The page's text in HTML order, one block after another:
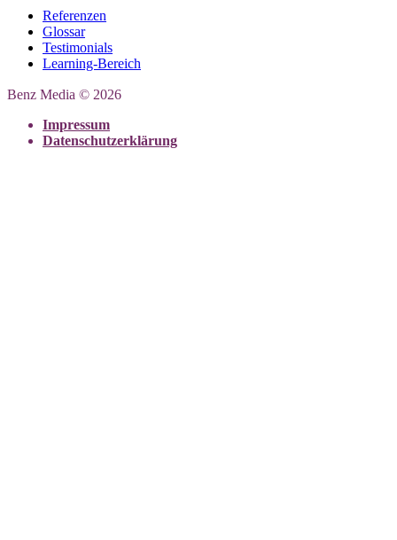
Referenzen
Glossar
Testimonials
Learning-Bereich
Benz Media © 2026
Impressum
Datenschutzerklärung